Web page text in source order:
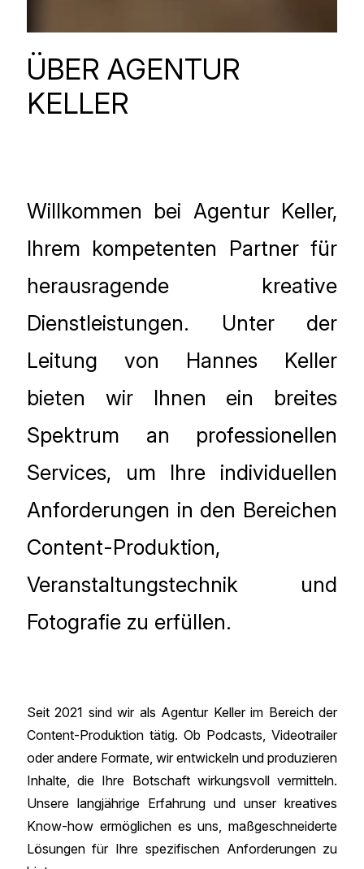
ÜBER AGENTUR
KELLER
Willkommen bei Agentur Keller,
Ihrem kompetenten Partner für
herausragende kreative
Dienstleistungen. Unter der
Leitung von Hannes Keller
bieten wir Ihnen ein breites
Spektrum an professionellen
Services, um Ihre individuellen
Anforderungen in den Bereichen
Content-Produktion,
Veranstaltungstechnik und
Fotografie zu erfüllen.
Seit 2021 sind wir als Agentur Keller im Bereich der
Content-Produktion tätig. Ob Podcasts, Videotrailer
oder andere Formate, wir entwickeln und produzieren
Inhalte, die Ihre Botschaft wirkungsvoll vermitteln.
Unsere langjährige Erfahrung und unser kreatives
Know-how ermöglichen es uns, maßgeschneiderte
Lösungen für Ihre spezifischen Anforderungen zu